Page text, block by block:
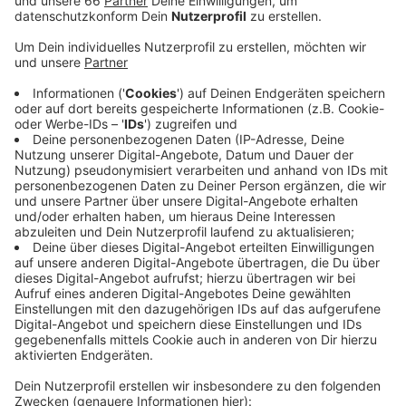
Anzeige
dass die Praxis an der Florastraße in Bilk ab Juli immer
zwischen 23 Uhr und 8 Uhr morgens schließen wird.
Und zwar, weil es auch wegen Übergriffen mittlerweile
schwierig sei, Personal für den Nachtdienst zu finden.
Die Politiker im Rathaus sprechen von einer "Planung
zum falschen Zeitpunkt". Wer am Wochenende oder
eben abends und nachts zum Arzt muss, sollte in die
Notfallpraxis gehen. Das entlastet vor allem die
Krankenhäuser, was wiederum in Zeiten von "Corona"
extrem wichtig ist, so der Appell. Die Ärzte sollten die
nächtliche Schließung überdenken, heißt es
parteiübergreifend. Sonst würden viele Menschen
zwangsläufig wieder direkt in die Krankenhäuser
kommen.